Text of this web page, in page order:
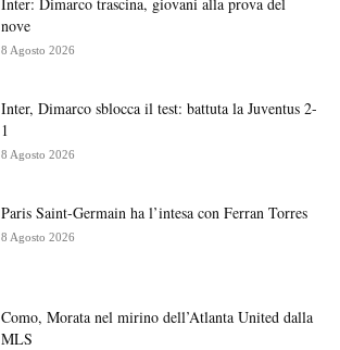
nove
8 Agosto 2026
Inter, Dimarco sblocca il test: battuta la Juventus 2-
1
8 Agosto 2026
Paris Saint-Germain ha l’intesa con Ferran Torres
8 Agosto 2026
Como, Morata nel mirino dell’Atlanta United dalla
MLS